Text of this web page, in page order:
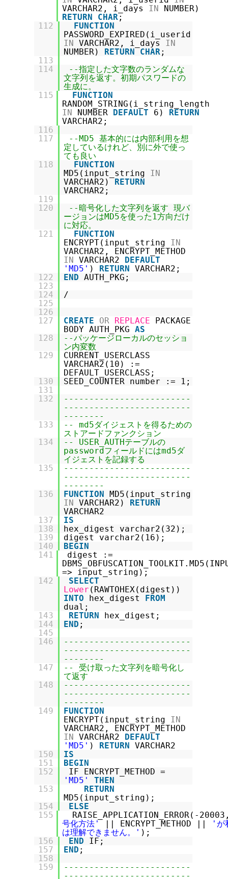
VARCHAR2, i_days IN
NUMBER)
RETURN
CHAR ;
112
FUNCTION
PASSWORD_EXPIRED(i_userid
IN VARCHAR2, i_days IN
NUMBER) RETURN CHAR ;
113
114
--指定した文字数のランダムな
文字列を返す。初期パスワードの
生成に。
115
FUNCTION
RANDOM_STRING(i_string_length
IN
NUMBER DEFAULT 6) RETURN
VARCHAR2;
116
117
--MD5 基本的には内部利用を想
定しているけれど、別に外で使っ
ても良い
118
FUNCTION
MD5(input_string IN
VARCHAR2) RETURN
VARCHAR2;
119
120
--暗号化した文字列を返す 現バ
ージョンはMD5を使った1方向だけ
に対応。
121
FUNCTION
ENCRYPT(input_string IN
VARCHAR2, ENCRYPT_METHOD
IN VARCHAR2 DEFAULT
'MD5' ) RETURN VARCHAR2;
122
END AUTH_PKG;
123
124
/
125
126
127
CREATE OR REPLACE
PACKAGE
BODY AUTH_PKG AS
128
--パッケージローカルのセッショ
ン内変数
129
CURRENT_USERCLASS
VARCHAR2(10) :=
DEFAULT_USERCLASS;
130
SEED_COUNTER number := 1;
131
132
-------------------------
-------------------------
--------
133
-- md5ダイジェストを得るための
ストアードファンクション
134
-- USER_AUTHテーブルの
passwordフィールドにはmd5ダ
イジェストを記録する
135
-------------------------
-------------------------
--------
136
FUNCTION MD5(input_string
IN VARCHAR2) RETURN
VARCHAR2
137
IS
138
hex_digest varchar2(32);
139
digest varchar2(16);
140
BEGIN
141
digest :=
=> input_string);
142
SELECT
Lower (RAWTOHEX(digest))
INTO
hex_digest FROM
dual;
143
RETURN
hex_digest;
144
END ;
145
146
-------------------------
-------------------------
--------
147
-- 受け取った文字列を暗号化し
て返す
148
-------------------------
-------------------------
--------
149
FUNCTION
ENCRYPT(input_string IN
VARCHAR2, ENCRYPT_METHOD
IN VARCHAR2 DEFAULT
'MD5' ) RETURN VARCHAR2
150
IS
151
BEGIN
152
IF ENCRYPT_METHOD =
'MD5'
THEN
153
RETURN
MD5(input_string);
154
ELSE
155
RAISE_APPLICATION_ERROR(-
号化方法'
|| ENCRYPT_METHOD ||
'が
は理解できません。' );
156
END
IF;
157
END ;
158
159
-------------------------
-------------------------